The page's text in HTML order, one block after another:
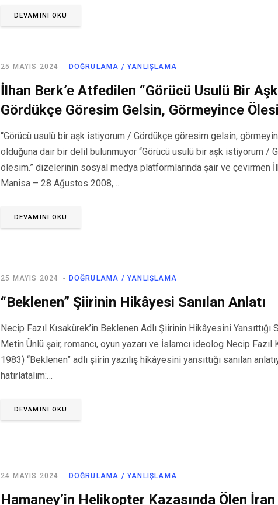
DEVAMINI OKU
DOĞRULAMA / YANLIŞLAMA
25 MAYIS 2024
İlhan Berk’e Atfedilen “Görücü Usulü Bir
Gördükçe Göresim Gelsin, Görmeyince
“Görücü usulü bir aşk istiyorum / Gördükçe göresim gelsin,
olduğuna dair bir delil bulunmuyor “Görücü usulü bir aşk istiyorum /
ölesim.” dizelerinin sosyal medya platformlarında şair ve çevirmen
Manisa – 28 Ağustos 2008,…
DEVAMINI OKU
DOĞRULAMA / YANLIŞLAMA
25 MAYIS 2024
“Beklenen” Şiirinin Hikâyesi Sanılan Anlatı
Necip Fazıl Kısakürek’in Beklenen Adlı Şiirinin Hikâyesini Yansıttığı
Metin Ünlü şair, romancı, oyun yazarı ve İslamcı ideolog Necip Fazıl
1983) “Beklenen” adlı şiirin yazılış hikâyesini yansıttığı sanılan
hatırlatalım:…
DEVAMINI OKU
DOĞRULAMA / YANLIŞLAMA
24 MAYIS 2024
Hamaney’in Helikopter Kazasında Ölen